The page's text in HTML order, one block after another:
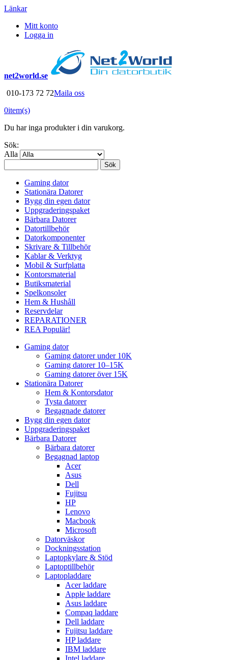
Länkar
Mitt konto
Logga in
net2world.se
010-173 72 72Maila oss
0item(s)
Du har inga produkter i din varukorg.
Sök:
Alla
Sök
Gaming dator
Stationära Datorer
Bygg din egen dator
Uppgraderingspaket
Bärbara Datorer
Datortillbehör
Datorkomponenter
Skrivare & Tillbehör
Kablar & Verktyg
Mobil & Surfplatta
Kontorsmaterial
Butiksmaterial
Spelkonsoler
Hem & Hushåll
Reservdelar
REPARATIONER
REA Populär!
Gaming dator
Gaming datorer under 10K
Gaming datorer 10–15K
Gaming datorer över 15K
Stationära Datorer
Hem & Kontorsdator
Tysta datorer
Begagnade datorer
Bygg din egen dator
Uppgraderingspaket
Bärbara Datorer
Bärbara datorer
Begagnad laptop
Acer
Asus
Dell
Fujitsu
HP
Lenovo
Macbook
Microsoft
Datorväskor
Dockningsstation
Laptopkylare & Stöd
Laptoptillbehör
Laptopladdare
Acer laddare
Apple laddare
Asus laddare
Compaq laddare
Dell laddare
Fujitsu laddare
HP laddare
IBM laddare
Intel laddare